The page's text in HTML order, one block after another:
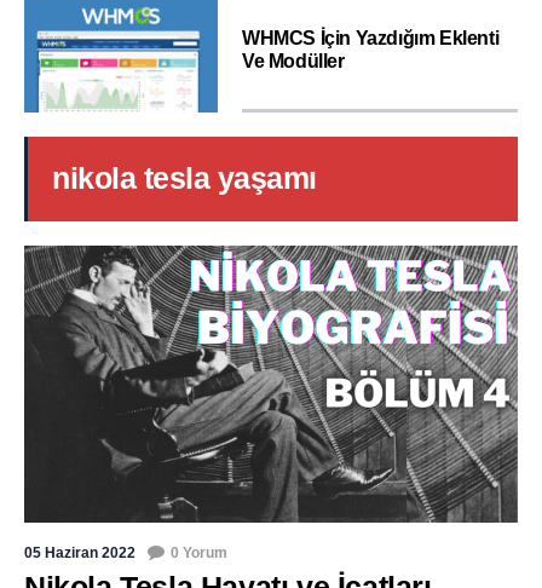
WHMCS İçin Yazdığım Eklenti
Ve Modüller
nikola tesla yaşamı
05 Haziran 2022 0 Yorum